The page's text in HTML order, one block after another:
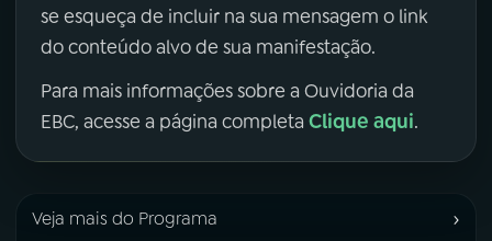
se esqueça de incluir na sua mensagem o link
do conteúdo alvo de sua manifestação.
Para mais informações sobre a Ouvidoria da
EBC, acesse a página completa Clique aqui.
Veja mais do Programa ›